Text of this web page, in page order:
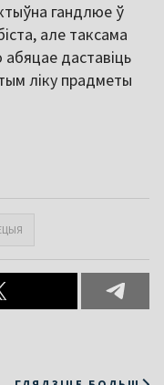
гандлюе ў
але таксама
даставіць
ліку прадметы